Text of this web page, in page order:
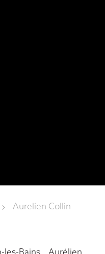
5 Aurelien Collin